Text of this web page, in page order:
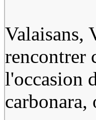
Valaisans,
rencontrer
l'occasion